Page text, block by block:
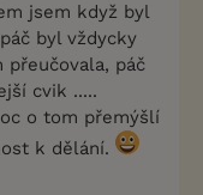
jsem když byl
byl vždycky
páč
cvik .....
o tom přemýšlí
k dělání.